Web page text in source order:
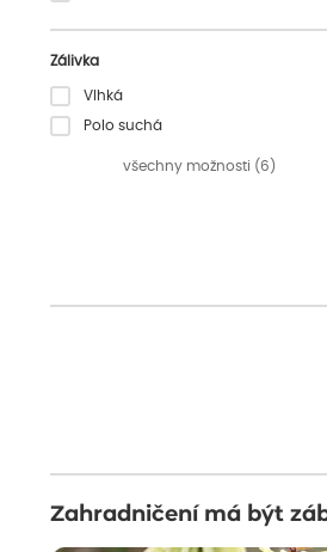
Zálivka
Vlhká
Polo suchá
všechny možnosti (6)
Zahradničení má být